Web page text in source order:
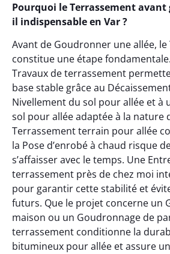
Pourquoi le Terrassement avant
il indispensable en Var ?
Avant de Goudronner une allée,
constitue une étape
Travaux de terrassement
base stable grâce au
Nivellement du sol pour allée et à
sol pour allée adaptée à la nature
Terrassement terrain pour allée
la Pose d’enrobé à chaud risque
s’affaisser avec le temps. Une
terrassement près de chez moi
pour garantir cette stabilité et
futurs. Que le projet concerne un
maison ou un Goudronnage de
terrassement conditionne la
bitumineux pour allée et assure